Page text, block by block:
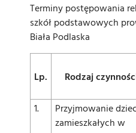
Terminy postępowania
szkół podstawowych
Biała Podlaska
Lp. Rodzaj
1.
Przyjmowanie
zamieszkałych w